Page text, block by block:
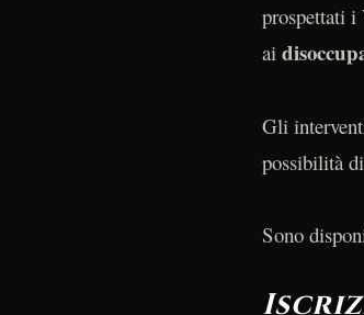
prospettati i
ai
Gli
possibilità
Sono